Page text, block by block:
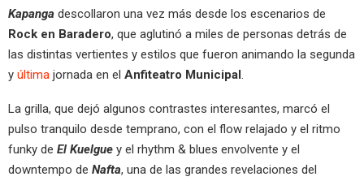
Kapanga descollaron una vez más desde los escenarios de
Rock en Baradero, que aglutinó a miles de personas detrás de
las distintas vertientes y estilos que fueron animando la segunda
y última jornada en el Anfiteatro Municipal.
La grilla, que dejó algunos contrastes interesantes, marcó el
pulso tranquilo desde temprano, con el flow relajado y el ritmo
funky de El Kuelgue y el rhythm & blues envolvente y el
downtempo de Nafta, una de las grandes revelaciones del